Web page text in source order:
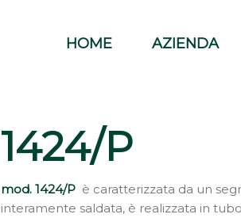
HOME AZIENDA
1424/P
mod. 1424/P è caratterizzata da un
interamente saldata, è realizzata in